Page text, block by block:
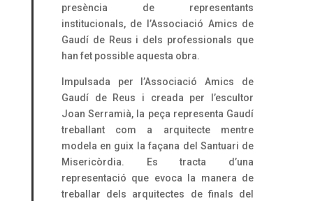
presència de representants
institucionals, de l’Associació Amics de
Gaudí de Reus i dels professionals que
han fet possible aquesta obra.
Impulsada per l’Associació Amics de
Gaudí de Reus i creada per l’escultor
Joan Serramià, la peça representa Gaudí
treballant com a arquitecte mentre
modela en guix la façana del Santuari de
Misericòrdia. Es tracta d’una
representació que evoca la manera de
treballar dels arquitectes de finals del